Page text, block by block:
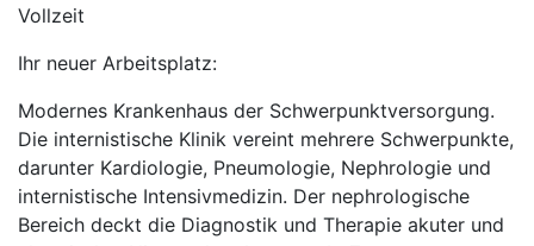
Vollzeit
Ihr neuer Arbeitsplatz:
Modernes Krankenhaus der Schwerpunktversorgung.
Die internistische Klinik vereint mehrere Schwerpunkte,
darunter Kardiologie, Pneumologie, Nephrologie und
internistische Intensivmedizin. Der nephrologische
Bereich deckt die Diagnostik und Therapie akuter und